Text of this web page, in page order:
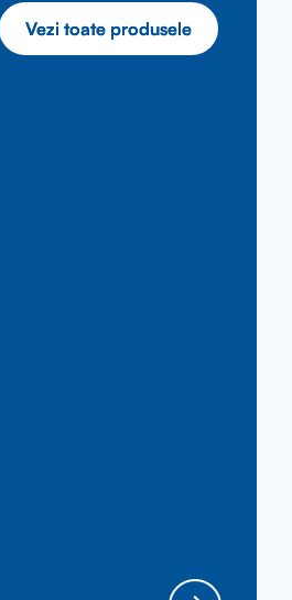
Vezi toate produsele
Vezi toate produsele